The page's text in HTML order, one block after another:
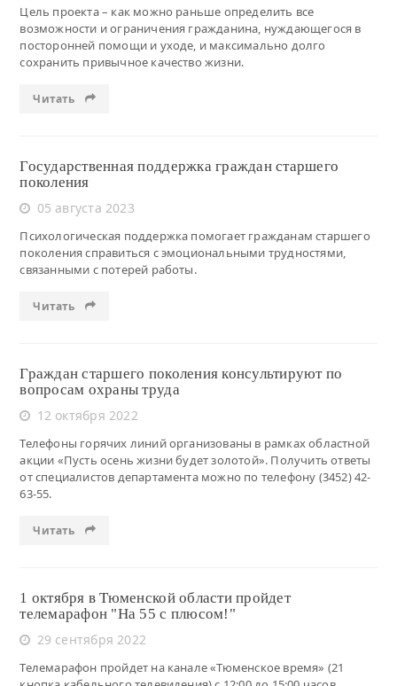
Цель проекта – как можно раньше определить все
возможности и ограничения гражданина, нуждающегося в
посторонней помощи и уходе, и максимально долго
сохранить привычное качество жизни.
Читать
Государственная поддержка граждан старшего
поколения
05 августа 2023
Психологическая поддержка помогает гражданам старшего
поколения справиться с эмоциональными трудностями,
связанными с потерей работы.
Читать
Граждан старшего поколения консультируют по
вопросам охраны труда
12 октября 2022
Телефоны горячих линий организованы в рамках областной
акции «Пусть осень жизни будет золотой». Получить ответы
от специалистов департамента можно по телефону (3452) 42-
63-55.
Читать
1 октября в Тюменской области пройдет
телемарафон "На 55 с плюсом!"
29 сентября 2022
Телемарафон пройдет на канале «Тюменское время» (21